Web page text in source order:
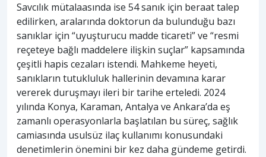
Savcılık mütalaasında ise 54 sanık için beraat talep
edilirken, aralarında doktorun da bulunduğu bazı
sanıklar için “uyuşturucu madde ticareti” ve “resmi
reçeteye bağlı maddelere ilişkin suçlar” kapsamında
çeşitli hapis cezaları istendi. Mahkeme heyeti,
sanıkların tutukluluk hallerinin devamına karar
vererek duruşmayı ileri bir tarihe erteledi. 2024
yılında Konya, Karaman, Antalya ve Ankara’da eş
zamanlı operasyonlarla başlatılan bu süreç, sağlık
camiasında usulsüz ilaç kullanımı konusundaki
denetimlerin önemini bir kez daha gündeme getirdi.